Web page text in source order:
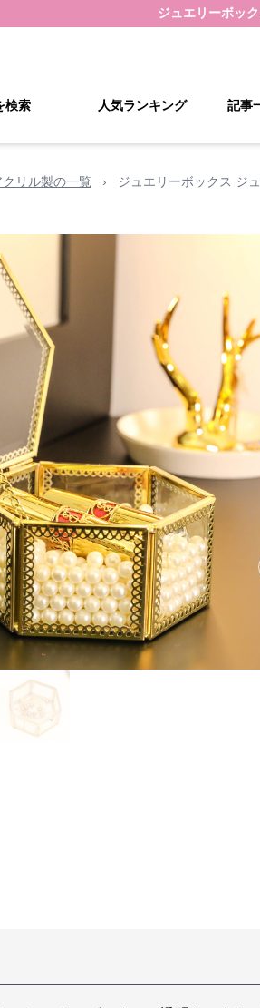
ジュエリーボック
検索 人気ランキング 記事
クリル製の一覧 › ジュエリーボックス ジ